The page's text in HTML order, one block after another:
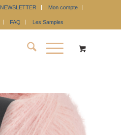
NEWSLETTER Mon compte
FAQ Les Samples